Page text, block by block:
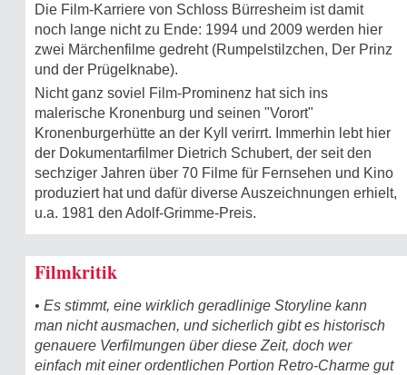
Die Film-Karriere von Schloss Bürresheim ist damit
noch lange nicht zu Ende: 1994 und 2009 werden hier
zwei Märchenfilme gedreht (Rumpelstilzchen, Der Prinz
und der Prügelknabe).
Nicht ganz soviel Film-Prominenz hat sich ins
malerische Kronenburg und seinen "Vorort"
Kronenburgerhütte an der Kyll verirrt. Immerhin lebt hier
der Dokumentarfilmer Dietrich Schubert, der seit den
sechziger Jahren über 70 Filme für Fernsehen und Kino
produziert hat und dafür diverse Auszeichnungen erhielt,
u.a. 1981 den Adolf-Grimme-Preis.
Filmkritik
• Es stimmt, eine wirklich geradlinige Storyline kann
man nicht ausmachen, und sicherlich gibt es historisch
genauere Verfilmungen über diese Zeit, doch wer
einfach mit einer ordentlichen Portion Retro-Charme gut